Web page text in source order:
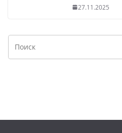
27.11.2025